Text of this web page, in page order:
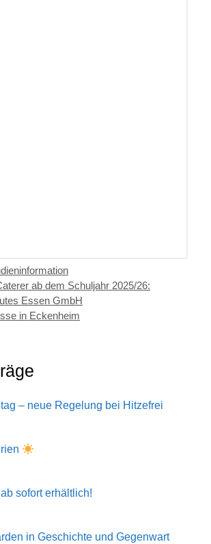
ab dem Schuljahr 2025/26:
Essen GmbH
in Eckenheim
– neue Regelung bei Hitzefrei
sofort erhältlich!
in Geschichte und Gegenwart